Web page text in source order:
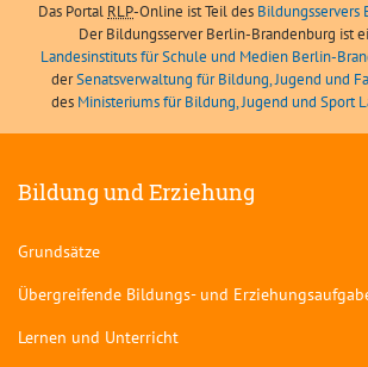
Das Portal RLP-Online ist Teil des Bildungsservers
Der Bildungsserver Berlin-Brandenburg ist
Landesinstituts für Schule und Medien Berlin-
derSenatsverwaltung für Bildung, Jugend und
des Ministeriums für Bildung, Jugend und Sport
Bildung und Erziehung
Grundsätze
Übergreifende Bildungs- und
Lernen und Unterricht